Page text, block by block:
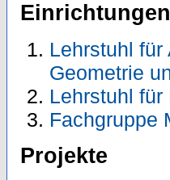
Einrichtungen
Lehrstuhl
Geometrie
Lehrstuhl
Fachgruppe
Projekte